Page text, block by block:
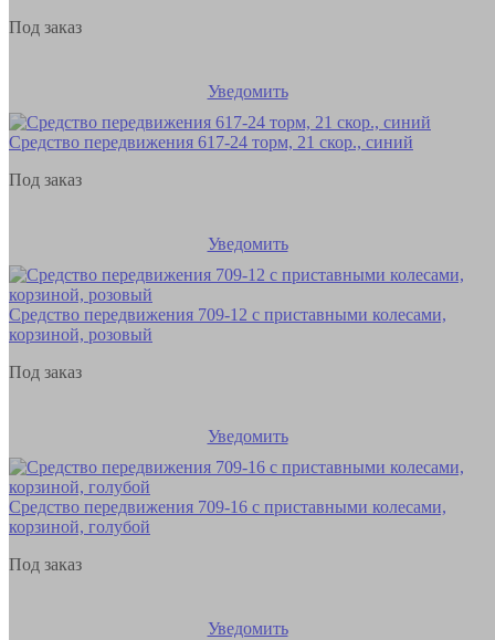
Под заказ
Уведомить
Средство передвижения 617-24 торм, 21 скор., синий
Под заказ
Уведомить
Средство передвижения 709-12 с приставными колесами,
корзиной, розовый
Под заказ
Уведомить
Средство передвижения 709-16 с приставными колесами,
корзиной, голубой
Под заказ
Уведомить